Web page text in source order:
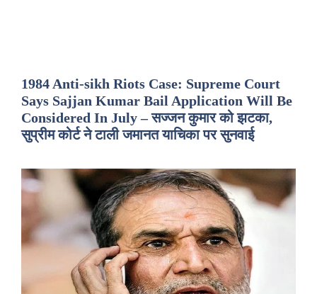
1984 Anti-sikh Riots Case: Supreme Court
Says Sajjan Kumar Bail Application Will Be
Considered In July – सज्जन कुमार को झटका,
सुप्रीम कोर्ट ने टाली जमानत याचिका पर सुनवाई